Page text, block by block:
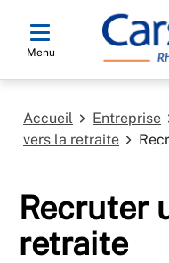
Menu
Accueil Entreprise
vers la retraite
Recruter
retraite